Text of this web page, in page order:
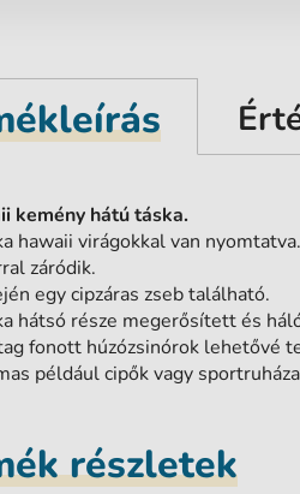
kemény hátú táska.
hawaii virágokkal van nyomtatva.
záródik.
egy cipzáras zseb található.
hátsó része megerősített és
fonott húzózsinórok lehetővé
például cipők vagy
részletek